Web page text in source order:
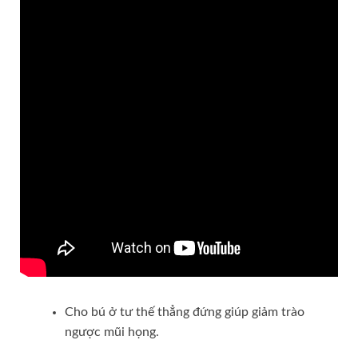
Cho bú ở tư thế thẳng đứng giúp giảm trào
ngược mũi họng.